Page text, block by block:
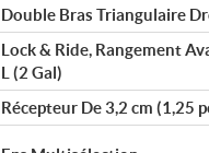
Double Bras Triangulaire
Lock & Ride, Rangement
L (2 Gal)
Récepteur De 3,2 cm (1,25